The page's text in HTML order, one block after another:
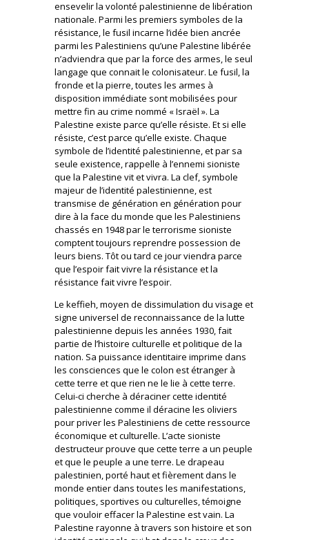
ensevelir la volonté palestinienne de libération
nationale. Parmi les premiers symboles de la
résistance, le fusil incarne l’idée bien ancrée
parmi les Palestiniens qu’une Palestine libérée
n’adviendra que par la force des armes, le seul
langage que connait le colonisateur. Le fusil, la
fronde et la pierre, toutes les armes à
disposition immédiate sont mobilisées pour
mettre fin au crime nommé « Israël ». La
Palestine existe parce qu’elle résiste. Et si elle
résiste, c’est parce qu’elle existe. Chaque
symbole de l’identité palestinienne, et par sa
seule existence, rappelle à l’ennemi sioniste
que la Palestine vit et vivra. La clef, symbole
majeur de l’identité palestinienne, est
transmise de génération en génération pour
dire à la face du monde que les Palestiniens
chassés en 1948 par le terrorisme sioniste
comptent toujours reprendre possession de
leurs biens. Tôt ou tard ce jour viendra parce
que l’espoir fait vivre la résistance et la
résistance fait vivre l’espoir.
Le keffieh, moyen de dissimulation du visage et
signe universel de reconnaissance de la lutte
palestinienne depuis les années 1930, fait
partie de l’histoire culturelle et politique de la
nation. Sa puissance identitaire imprime dans
les consciences que le colon est étranger à
cette terre et que rien ne le lie à cette terre.
Celui-ci cherche à déraciner cette identité
palestinienne comme il déracine les oliviers
pour priver les Palestiniens de cette ressource
économique et culturelle. L’acte sioniste
destructeur prouve que cette terre a un peuple
et que le peuple a une terre. Le drapeau
palestinien, porté haut et fièrement dans le
monde entier dans toutes les manifestations,
politiques, sportives ou culturelles, témoigne
que vouloir effacer la Palestine est vain. La
Palestine rayonne à travers son histoire et son